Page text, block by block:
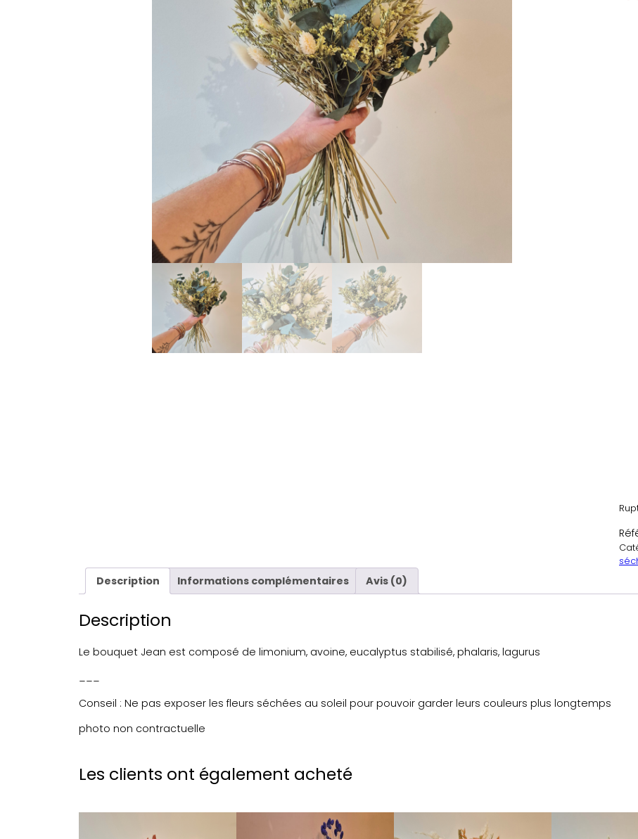
Description Informations complémentaires Avis (0)
Description
Le bouquet Jean est composé de limonium, avoine, eucalyptus stabilisé, phalaris, lagurus
___
Conseil : Ne pas exposer les fleurs séchées au soleil pour pouvoir garder leurs couleurs plus longtemps
photo non contractuelle
Les clients ont également acheté